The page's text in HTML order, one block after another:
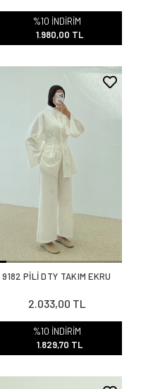
%10 İNDİRİM
1.980,00 TL
9182 PİLİ DTY TAKIM EKRU
2.033,00 TL
%10 İNDİRİM
1.829,70 TL